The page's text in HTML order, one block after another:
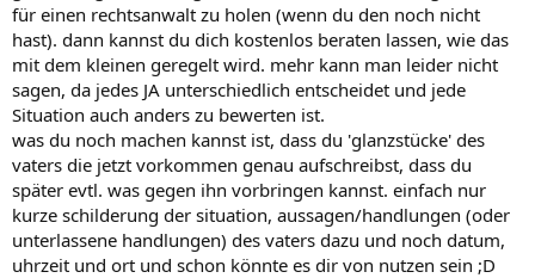
für einen rechtsanwalt zu holen (wenn du den noch nicht
hast). dann kannst du dich kostenlos beraten lassen, wie das
mit dem kleinen geregelt wird. mehr kann man leider nicht
sagen, da jedes JA unterschiedlich entscheidet und jede
Situation auch anders zu bewerten ist.
was du noch machen kannst ist, dass du 'glanzstücke' des
vaters die jetzt vorkommen genau aufschreibst, dass du
später evtl. was gegen ihn vorbringen kannst. einfach nur
kurze schilderung der situation, aussagen/handlungen (oder
unterlassene handlungen) des vaters dazu und noch datum,
uhrzeit und ort und schon könnte es dir von nutzen sein ;D